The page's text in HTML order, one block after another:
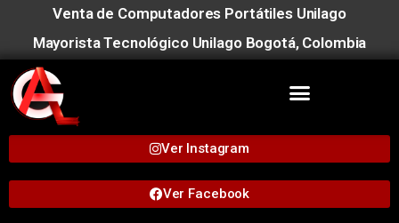
Venta de Computadores Portátiles Unilago
Mayorista Tecnológico Unilago Bogotá, Colombia
Ver Instagram
Ver Facebook